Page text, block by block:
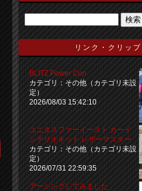
リンク・クリップ
BLITZ Power Con
カテゴリ：その他（カテゴリ未設
定）
2026/08/03 15:42:10
ユニタスファーイースト カーイ
ンテリオキット レザーマスター
カテゴリ：その他（カテゴリ未設
定）
2026/07/31 22:59:35
アーシングしてみました